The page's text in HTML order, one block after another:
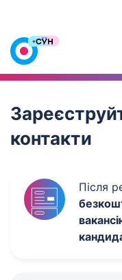
Work.ua
контакти
Після